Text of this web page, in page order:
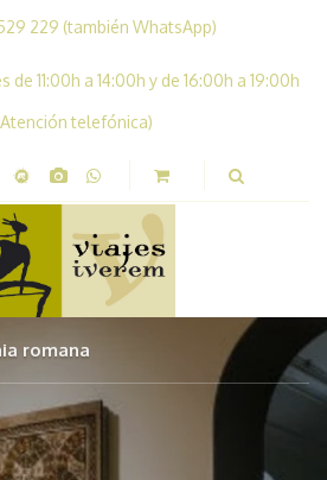
229 (también WhatsApp)
de 11:00h a 14:00h y de 16:00h a 19:00h
telefónica)
romana